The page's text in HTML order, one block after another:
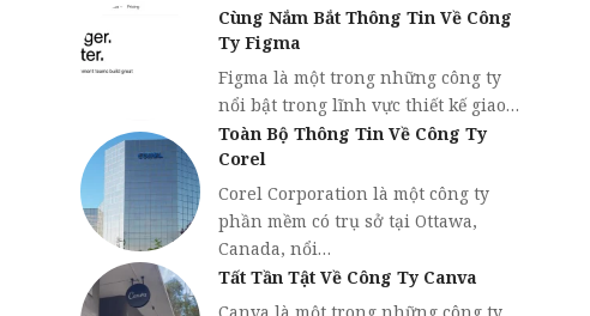
Cùng Nắm Bắt Thông Tin Về Công
Ty Figma
Figma là một trong những công ty
nổi bật trong lĩnh vực thiết kế giao…
Toàn Bộ Thông Tin Về Công Ty
Corel
Corel Corporation là một công ty
phần mềm có trụ sở tại Ottawa,
Canada, nổi…
Tất Tần Tật Về Công Ty Canva
Canva là một trong những công ty